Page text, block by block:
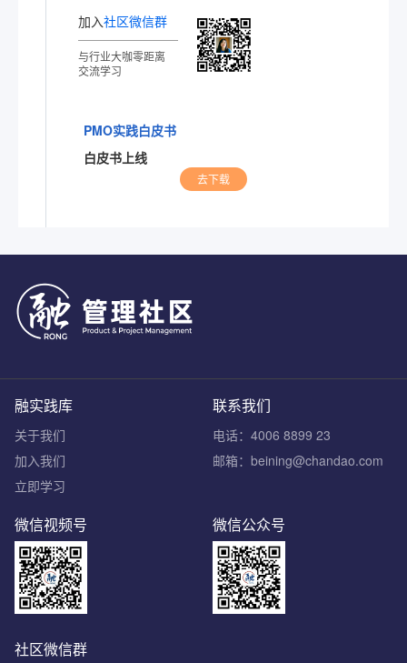
加入社区微信群
与行业大咖零距离
交流学习
PMO实践白皮书
白皮书上线
去下载
联系我们
电话：4006 8899 23
邮箱：beining@chandao.com
融实践库
关于我们
加入我们
立即学习
微信公众号
微信视频号
社区微信群